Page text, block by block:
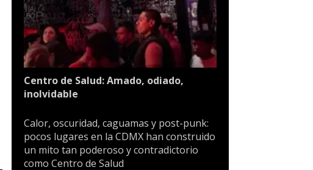
Centro de Salud: Amado, odiado,
inolvidable
Calor, oscuridad, caguamas y post-punk:
pocos lugares en la CDMX han construido
un mito tan poderoso y contradictorio
como Centro de Salud